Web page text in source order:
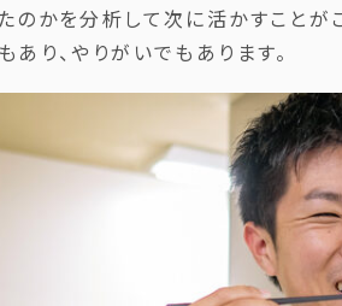
のかを分析して次に活かすこと
あり、やりがいでもあります。